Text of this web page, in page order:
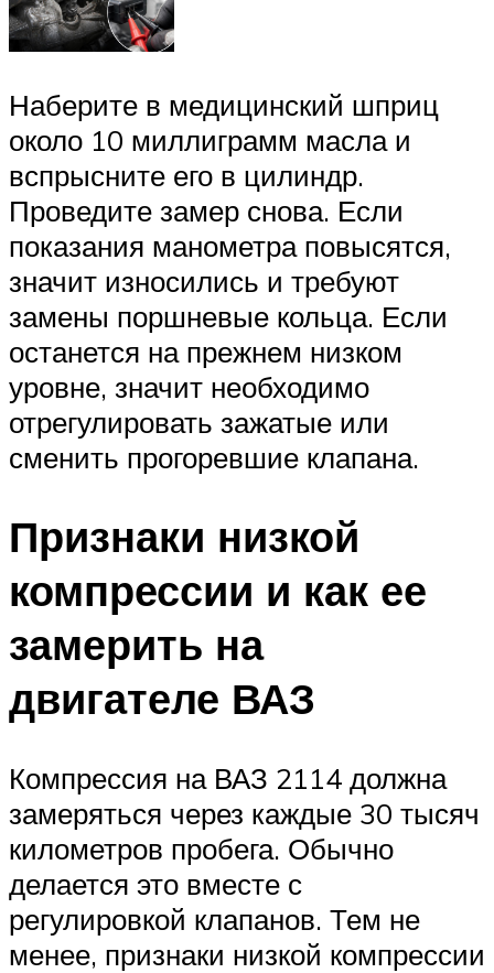
Наберите в медицинский шприц
около 10 миллиграмм масла и
вспрысните его в цилиндр.
Проведите замер снова. Если
показания манометра повысятся,
значит износились и требуют
замены поршневые кольца. Если
останется на прежнем низком
уровне, значит необходимо
отрегулировать зажатые или
сменить прогоревшие клапана.
Признаки низкой
компрессии и как ее
замерить на
двигателе ВАЗ
Компрессия на ВАЗ 2114 должна
замеряться через каждые 30 тысяч
километров пробега. Обычно
делается это вместе с
регулировкой клапанов. Тем не
менее, признаки низкой компрессии